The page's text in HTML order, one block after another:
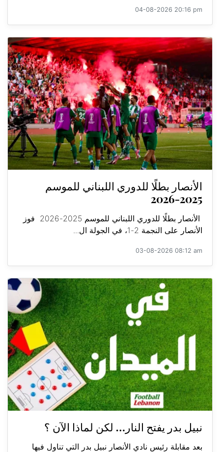
04-08-2026 20:16 pm
الأنصار بطلًا للدوري اللبناني للموسم
2025-2026
الأنصار بطلًا للدوري اللبناني للموسم 2025-2026 فوز
الأنصار على النجمة 2-1، في الجولة ال...
03-08-2026 08:12 am
نبيل بدر يفتح النار… لكن لماذا الآن ؟
بعد مقابلة رئيس نادي الأنصار نبيل بدر التي تناول فيها